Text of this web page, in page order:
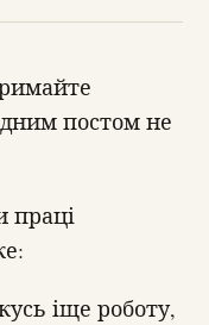
постом не
праці
іще роботу,